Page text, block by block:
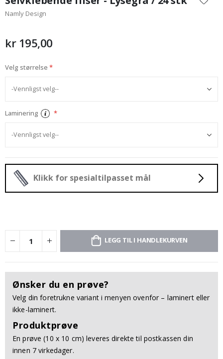
begynnelsen
av
Namly Design
kr 195,00
Velg størrelse
Laminering
Klikk for spesialtilpasset mål
LEGG TIL I HANDLEKURVEN
Ønsker du en prøve?
Velg din foretrukne variant i menyen ovenfor – laminert eller
ikke-laminert.
Produktprøve
En prøve (10 x 10 cm) leveres direkte til postkassen din
innen 7 virkedager.